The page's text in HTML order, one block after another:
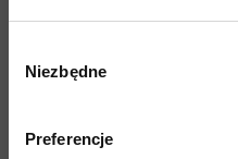
zgody
Niezbędne
Preferencje
Opis budowy:
A - Wsparcie ścięgna